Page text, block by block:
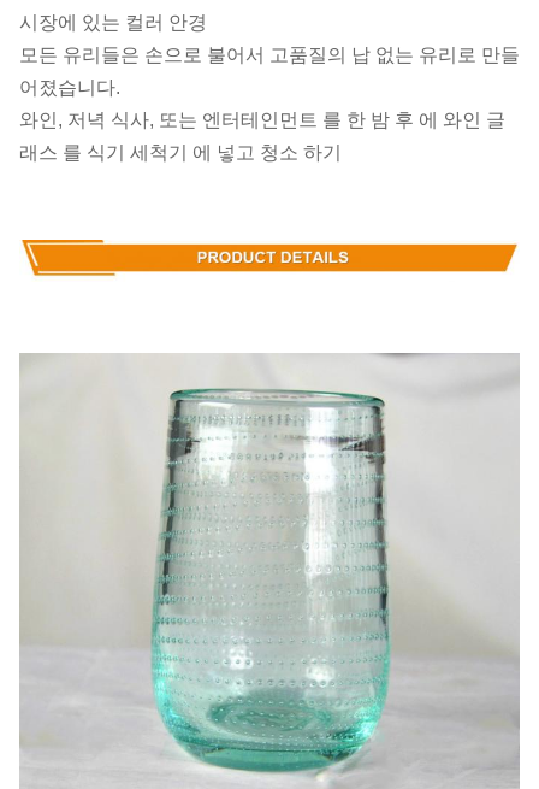
시장에 있는 컬러 안경
모든 유리들은 손으로 불어서 고품질의 납 없는 유리로 만들
어졌습니다.
와인, 저녁 식사, 또는 엔터테인먼트 를 한 밤 후 에 와인 글
래스 를 식기 세척기 에 넣고 청소 하기